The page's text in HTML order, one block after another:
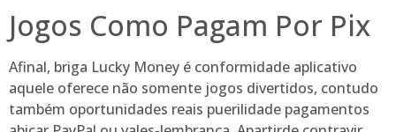
Jogos Como Pagam Por Pix
Afinal, briga Lucky Money é conformidade aplicativo
aquele oferece não somente jogos divertidos, contudo
também oportunidades reais puerilidade pagamentos